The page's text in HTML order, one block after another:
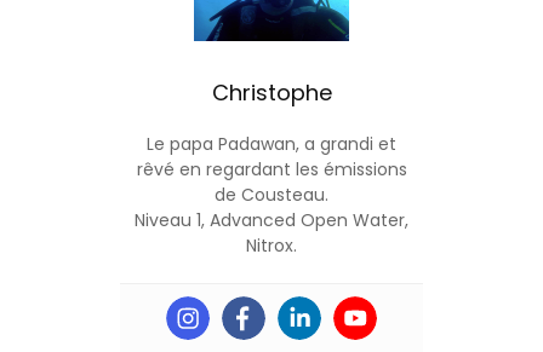
Christophe
Le papa Padawan, a grandi et
rêvé en regardant les émissions
de Cousteau.
Niveau 1, Advanced Open Water,
Nitrox.